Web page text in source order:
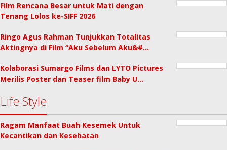
Film Rencana Besar untuk Mati dengan
Tenang Lolos ke-SIFF 2026
Ringo Agus Rahman Tunjukkan Totalitas
Aktingnya di Film “Aku Sebelum Aku&#…
Kolaborasi Sumargo Films dan LYTO Pictures
Merilis Poster dan Teaser film Baby U…
Life Style
Ragam Manfaat Buah Kesemek Untuk
Kecantikan dan Kesehatan